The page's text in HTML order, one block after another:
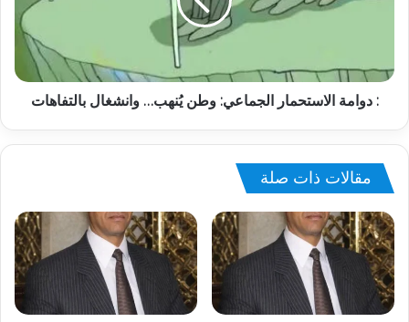
: دوامة الاستحمار الجماعي: وطن يُنهب… وانشغال بالتفاهات
مقالات ذات صلة